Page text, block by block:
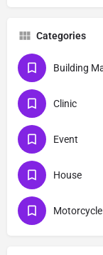
Categories
Building
Clinic
Event
House
Motorcycle